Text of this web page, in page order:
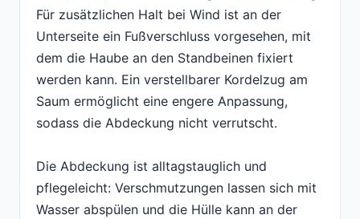
Für zusätzlichen Halt bei Wind ist an der
Unterseite ein Fußverschluss vorgesehen, mit
dem die Haube an den Standbeinen fixiert
werden kann. Ein verstellbarer Kordelzug am
Saum ermöglicht eine engere Anpassung,
sodass die Abdeckung nicht verrutscht.
Die Abdeckung ist alltagstauglich und
pflegeleicht: Verschmutzungen lassen sich mit
Wasser abspülen und die Hülle kann an der